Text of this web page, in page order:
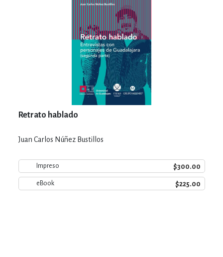
Retrato hablado
Juan Carlos Núñez Bustillos
Impreso $300.00
eBook $225.00